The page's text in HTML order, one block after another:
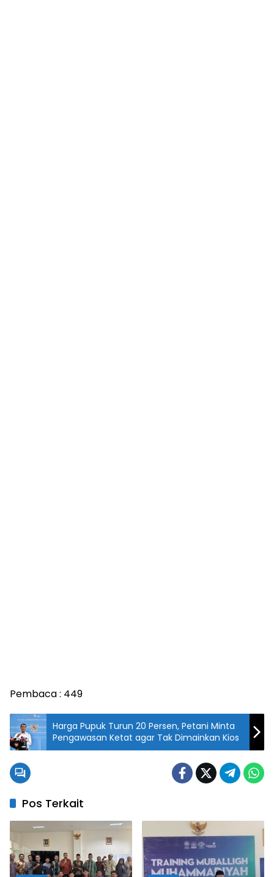
Pembaca : 449
Harga Pupuk Turun 20 Persen, Petani Minta
Pengawasan Ketat agar Tak Dimainkan Kios
Pos Terkait